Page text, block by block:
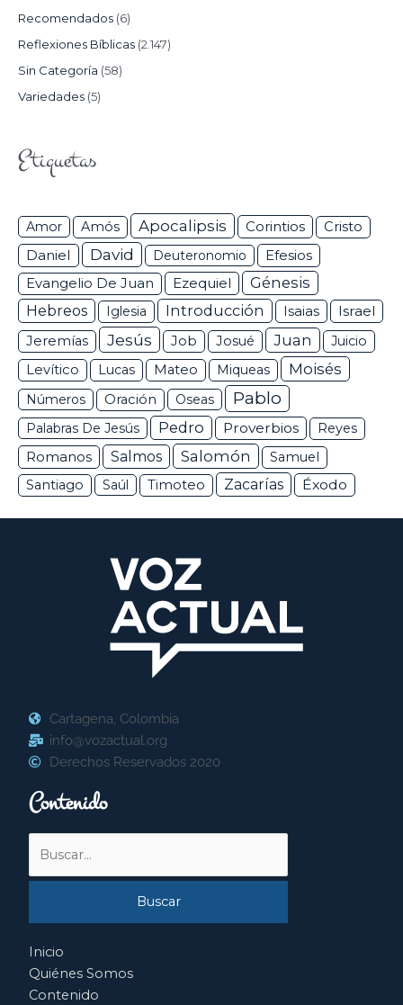
Recomendados (6)
Reflexiones Bíblicas (2.147)
Sin Categoría (58)
Variedades (5)
Etiquetas
Amor Amós Apocalipsis Corintios Cristo
Daniel David Deuteronomio Efesios
Evangelio De Juan Ezequiel
Génesis
Hebreos
Iglesia Introducción Isaias Israel
Jeremías Jesús Job Josué Juan
Juicio
Levítico
Lucas Mateo Miqueas Moisés
Números Oración Oseas Pablo
Palabras De Jesús Pedro Proverbios Reyes
Romanos Salmos Salomón
Samuel
Santiago
Saúl Timoteo Zacarías Éxodo
Cartagena, Colombia
info@vozactual.org
Derechos Reservados 2020
Contenido
Inicio
Quiénes Somos
Contenido